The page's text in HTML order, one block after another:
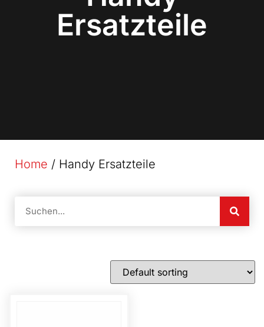
Ersatzteile
Home / Handy Ersatzteile